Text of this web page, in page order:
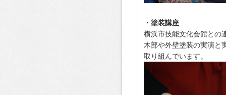
・塗装講座
横浜市技能文化会館との
木部や外壁塗装の実演と
取り組んでいます。